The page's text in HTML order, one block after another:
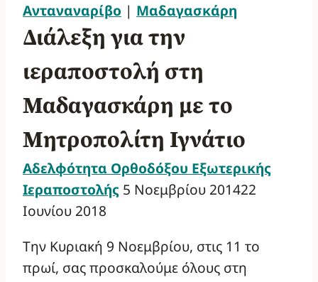
Ανταναναρίβο | Μαδαγασκάρη
Διάλεξη για την
ιεραποστολή στη
Μαδαγασκάρη με το
Μητροπολίτη Ιγνάτιο
Αδελφότητα Ορθοδόξου Εξωτερικής
Ιεραποστολής 5 Νοεμβρίου 201422
Ιουνίου 2018
Την Κυριακή 9 Νοεμβρίου, στις 11 το
πρωί, σας προσκαλούμε όλους στη